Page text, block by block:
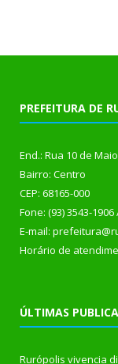
PREFEITURA DE
End.: Rua 10 de
Bairro: Centro
CEP: 68165-000
Fone: (93) 3543-
E-mail:
Horário de
ÚLTIMAS
Rurópolis vivencia